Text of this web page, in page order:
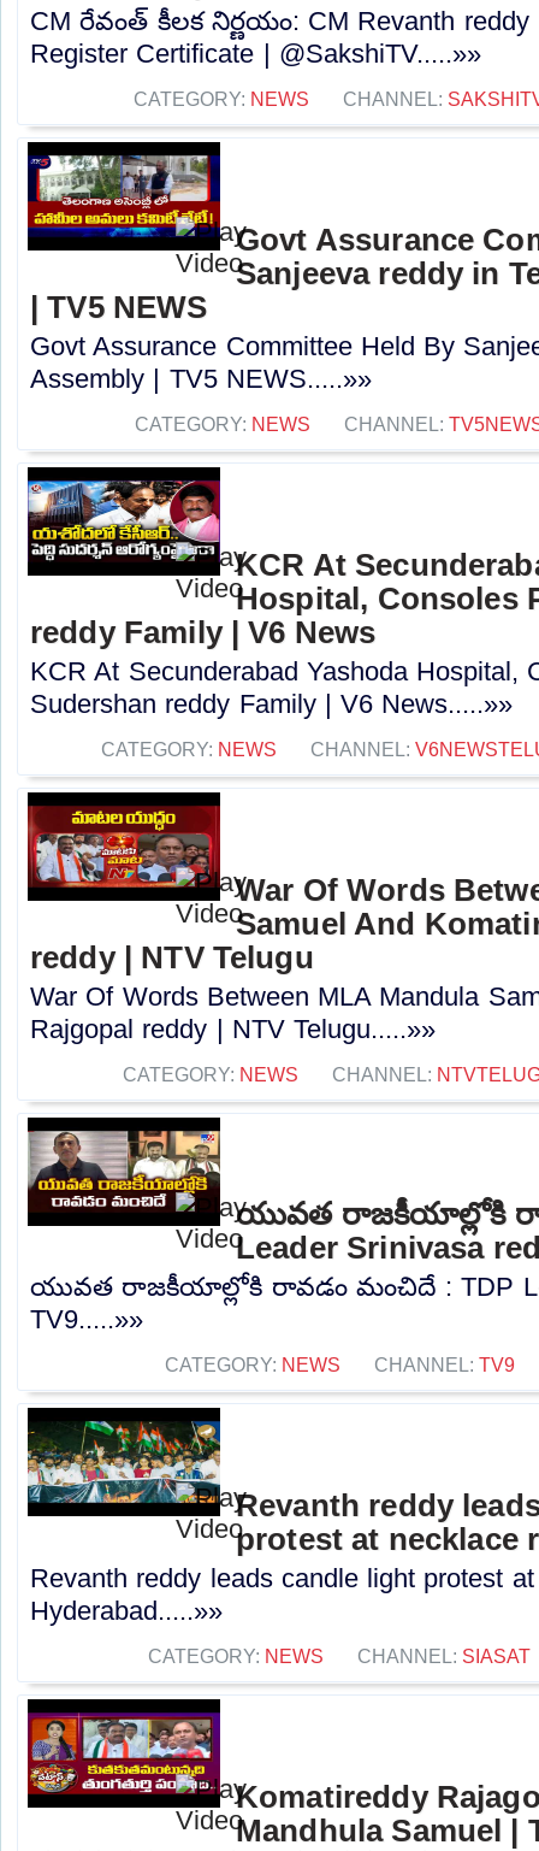
CM రేవంత్ కీలక నిర్ణయం: CM Revanth reddy
Register Certificate | @SakshiTV.....»»
CATEGORY: NEWS CHANNEL:
Govt Assurance
Sanjeeva reddy in
| TV5 NEWS
Govt Assurance Committee Held By
Assembly | TV5 NEWS.....»»
CATEGORY: NEWS CHANNEL:
KCR At
Hospital, Consoles
reddy Family | V6 News
KCR At Secunderabad Yashoda Hospital,
Sudershan reddy Family | V6 News.....»»
CATEGORY: NEWS CHANNEL:
War Of Words
Samuel And
reddy | NTV Telugu
War Of Words Between MLA Mandula
Rajgopal reddy | NTV Telugu.....»»
CATEGORY: NEWS CHANNEL:
యువత రాజకీయాల్లోకి
Leader Srinivasa
యువత రాజకీయాల్లోకి రావడం మంచిదే : TDP
TV9.....»»
CATEGORY: NEWS CHANNEL: TV9
Revanth reddy
protest at necklace
Revanth reddy leads candle light protest
Hyderabad.....»»
CATEGORY: NEWS CHANNEL: SIASAT
Komatireddy
Mandhula Samuel |